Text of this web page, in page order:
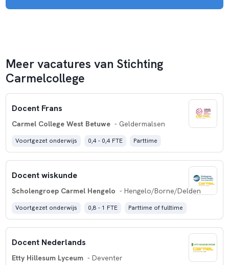
Meer vacatures van Stichting
Carmelcollege
Docent Frans
Carmel College West Betuwe - Geldermalsen
Voortgezet onderwijs 0,4 - 0,4 FTE Parttime
Docent wiskunde
Scholengroep Carmel Hengelo - Hengelo/Borne/Delden
Voortgezet onderwijs 0,8 - 1 FTE Parttime of fulltime
Docent Nederlands
Etty Hillesum Lyceum - Deventer